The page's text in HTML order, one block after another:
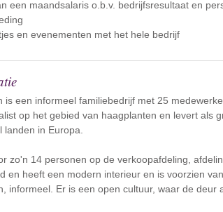
een maandsalaris o.b.v. bedrijfsresultaat en
en evenementen met het hele bedrijf
is een informeel familiebedrijf met 25
op het gebied van haagplanten en levert als
landen in Europa.
zo'n 14 personen op de verkoopafdeling,
en heeft een modern interieur en is voorzien
informeel. Er is een open cultuur, waar de deur